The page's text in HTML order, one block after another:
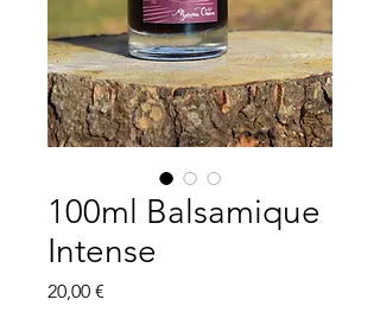
100ml Balsamique
Intense
20,00 €